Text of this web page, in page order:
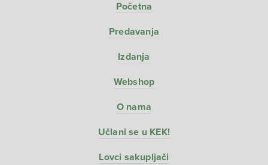
Početna
Predavanja
Izdanja
Webshop
O nama
Učlani se u KEK!
Lovci sakupljači